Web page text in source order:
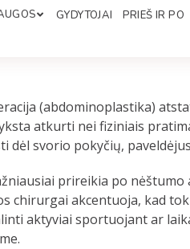
GYDYTOJAI PRIEŠ IR PO
(abdominoplastika)
atkurti nei fiziniais
dėl svorio pokyčių,
prireikia po
chirurgai akcentuoja, kad
aktyviai sportuojant ar